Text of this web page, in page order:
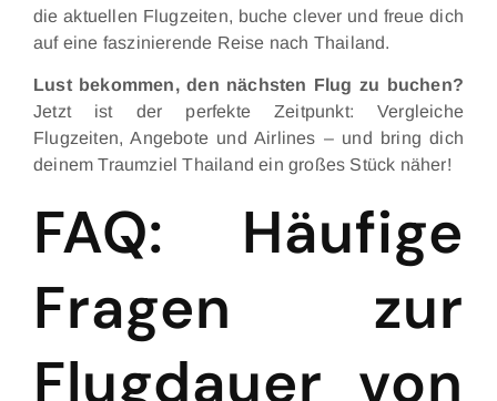
die aktuellen Flugzeiten, buche clever und freue dich
auf eine faszinierende Reise nach Thailand.
Lust bekommen, den nächsten Flug zu buchen?
Jetzt ist der perfekte Zeitpunkt: Vergleiche
Flugzeiten, Angebote und Airlines – und bring dich
deinem Traumziel Thailand ein großes Stück näher!
FAQ: Häufige
Fragen zur
Flugdauer von